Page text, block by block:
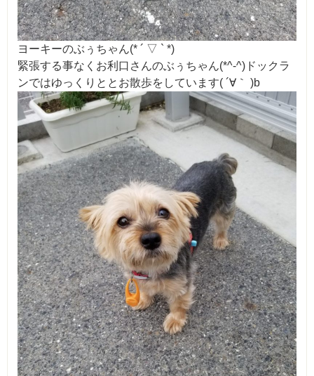
ヨーキーのぶぅちゃん(* ´ ▽ ` *)
緊張する事なくお利口さんのぶぅちゃん(*^-^)ドックラ
ンではゆっくりととお散歩をしています( ´∀｀ )b